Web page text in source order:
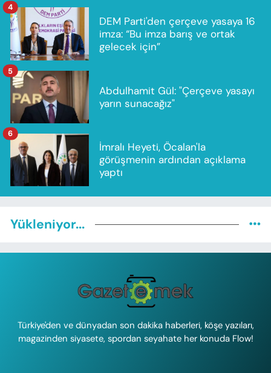
DEM Parti'den çerçeve yasaya 16
imza: “Bu imza barış ve ortak
gelecek için”
4
Abdulhamit Gül: "Çerçeve yasayı
yarın sunacağız"
5
İmralı Heyeti, Öcalan'la
görüşmenin ardından açıklama
yaptı
6
Yükleniyor...
Türkiye'den ve dünyadan son dakika haberleri, köşe yazıları,
magazinden siyasete, spordan seyahate her konuda Flow!